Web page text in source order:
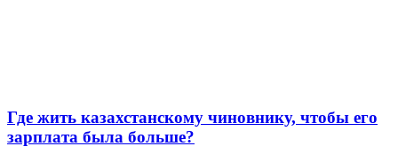
Где жить казахстанскому чиновнику, чтобы его
зарплата была больше?